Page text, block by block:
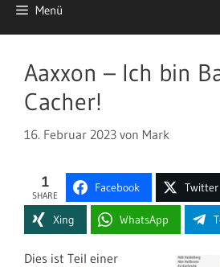
Menü
Aaxxon – Ich bin
Cacher!
16. Februar 2023 von Mark
1
SHARE
Facebook Twitter
Xing WhatsApp
Dies ist Teil einer